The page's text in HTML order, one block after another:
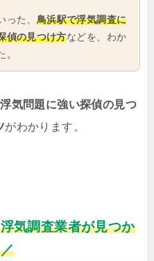
った、 鳥浜駅で浮気調査に
偵の見つけ方などを、わか
。
気問題に強い探偵の見つ
がわかります。
気調査業者が見つか